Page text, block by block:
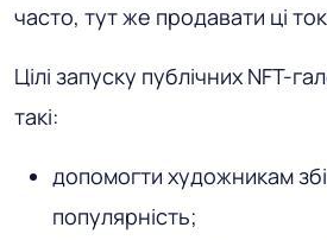
часто, тут же продавати ці
Цілі запуску публічних NFT-
такі:
допомогти художникам
популярність;